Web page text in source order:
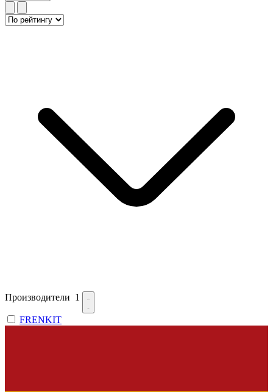
Производители 1
FRENKIT